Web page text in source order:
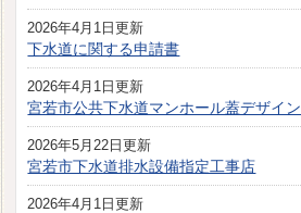
2026年4月1日更新
下水道に関する申請書
2026年4月1日更新
宮若市公共下水道マンホール蓋デザイン
2026年5月22日更新
宮若市下水道排水設備指定工事店
2026年4月1日更新